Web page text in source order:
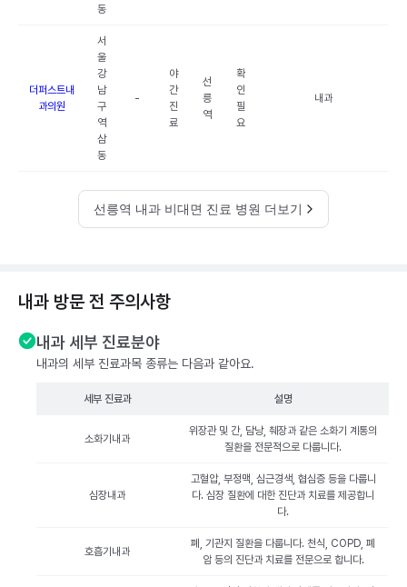
동
더퍼스트내
과의원
서
울
강
남
구
역
삼
동
-
야
간
진
료
선
릉
역
확
인
필
요
내과
선릉역 내과 비대면 진료 병원 더보기
내과 방문 전 주의사항
내과 세부 진료분야
내과의 세부 진료과목 종류는 다음과 같아요.
세부 진료과 설명
소화기내과
위장관 및 간, 담낭, 췌장과 같은 소화기 계통의
질환을 전문적으로 다룹니다.
심장내과
고혈압, 부정맥, 심근경색, 협심증 등을 다룹니
다. 심장 질환에 대한 진단과 치료를 제공합니
다.
호흡기내과
폐, 기관지 질환을 다룹니다. 천식, COPD, 폐
암 등의 진단과 치료를 전문으로 합니다.